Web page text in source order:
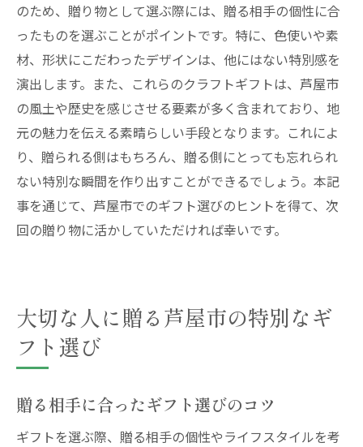
のため、贈り物として選ぶ際には、贈る相手の個性に合
ったものを選ぶことがポイントです。特に、色使いや素
材、形状にこだわったデザインは、他にはない特別感を
演出します。また、これらのクラフトギフトは、芦屋市
の風土や歴史を感じさせる要素が多く含まれており、地
元の魅力を伝える素晴らしい手段となります。これによ
り、贈られる側はもちろん、贈る側にとっても忘れられ
ない特別な瞬間を作り出すことができるでしょう。本記
事を通じて、芦屋市でのギフト選びのヒントを得て、次
回の贈り物に活かしていただければ幸いです。
大切な人に贈る芦屋市の特別なギ
フト選び
贈る相手に合ったギフト選びのコツ
ギフトを選ぶ際、贈る相手の個性やライフスタイルを考